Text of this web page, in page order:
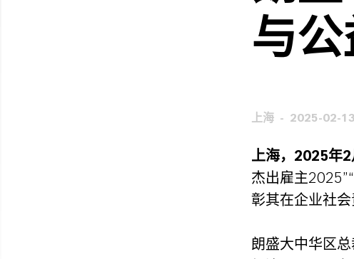
与
上海 2025-02-13
上海，2025年2
杰出雇主
彰其在企业社
朗盛大中华区